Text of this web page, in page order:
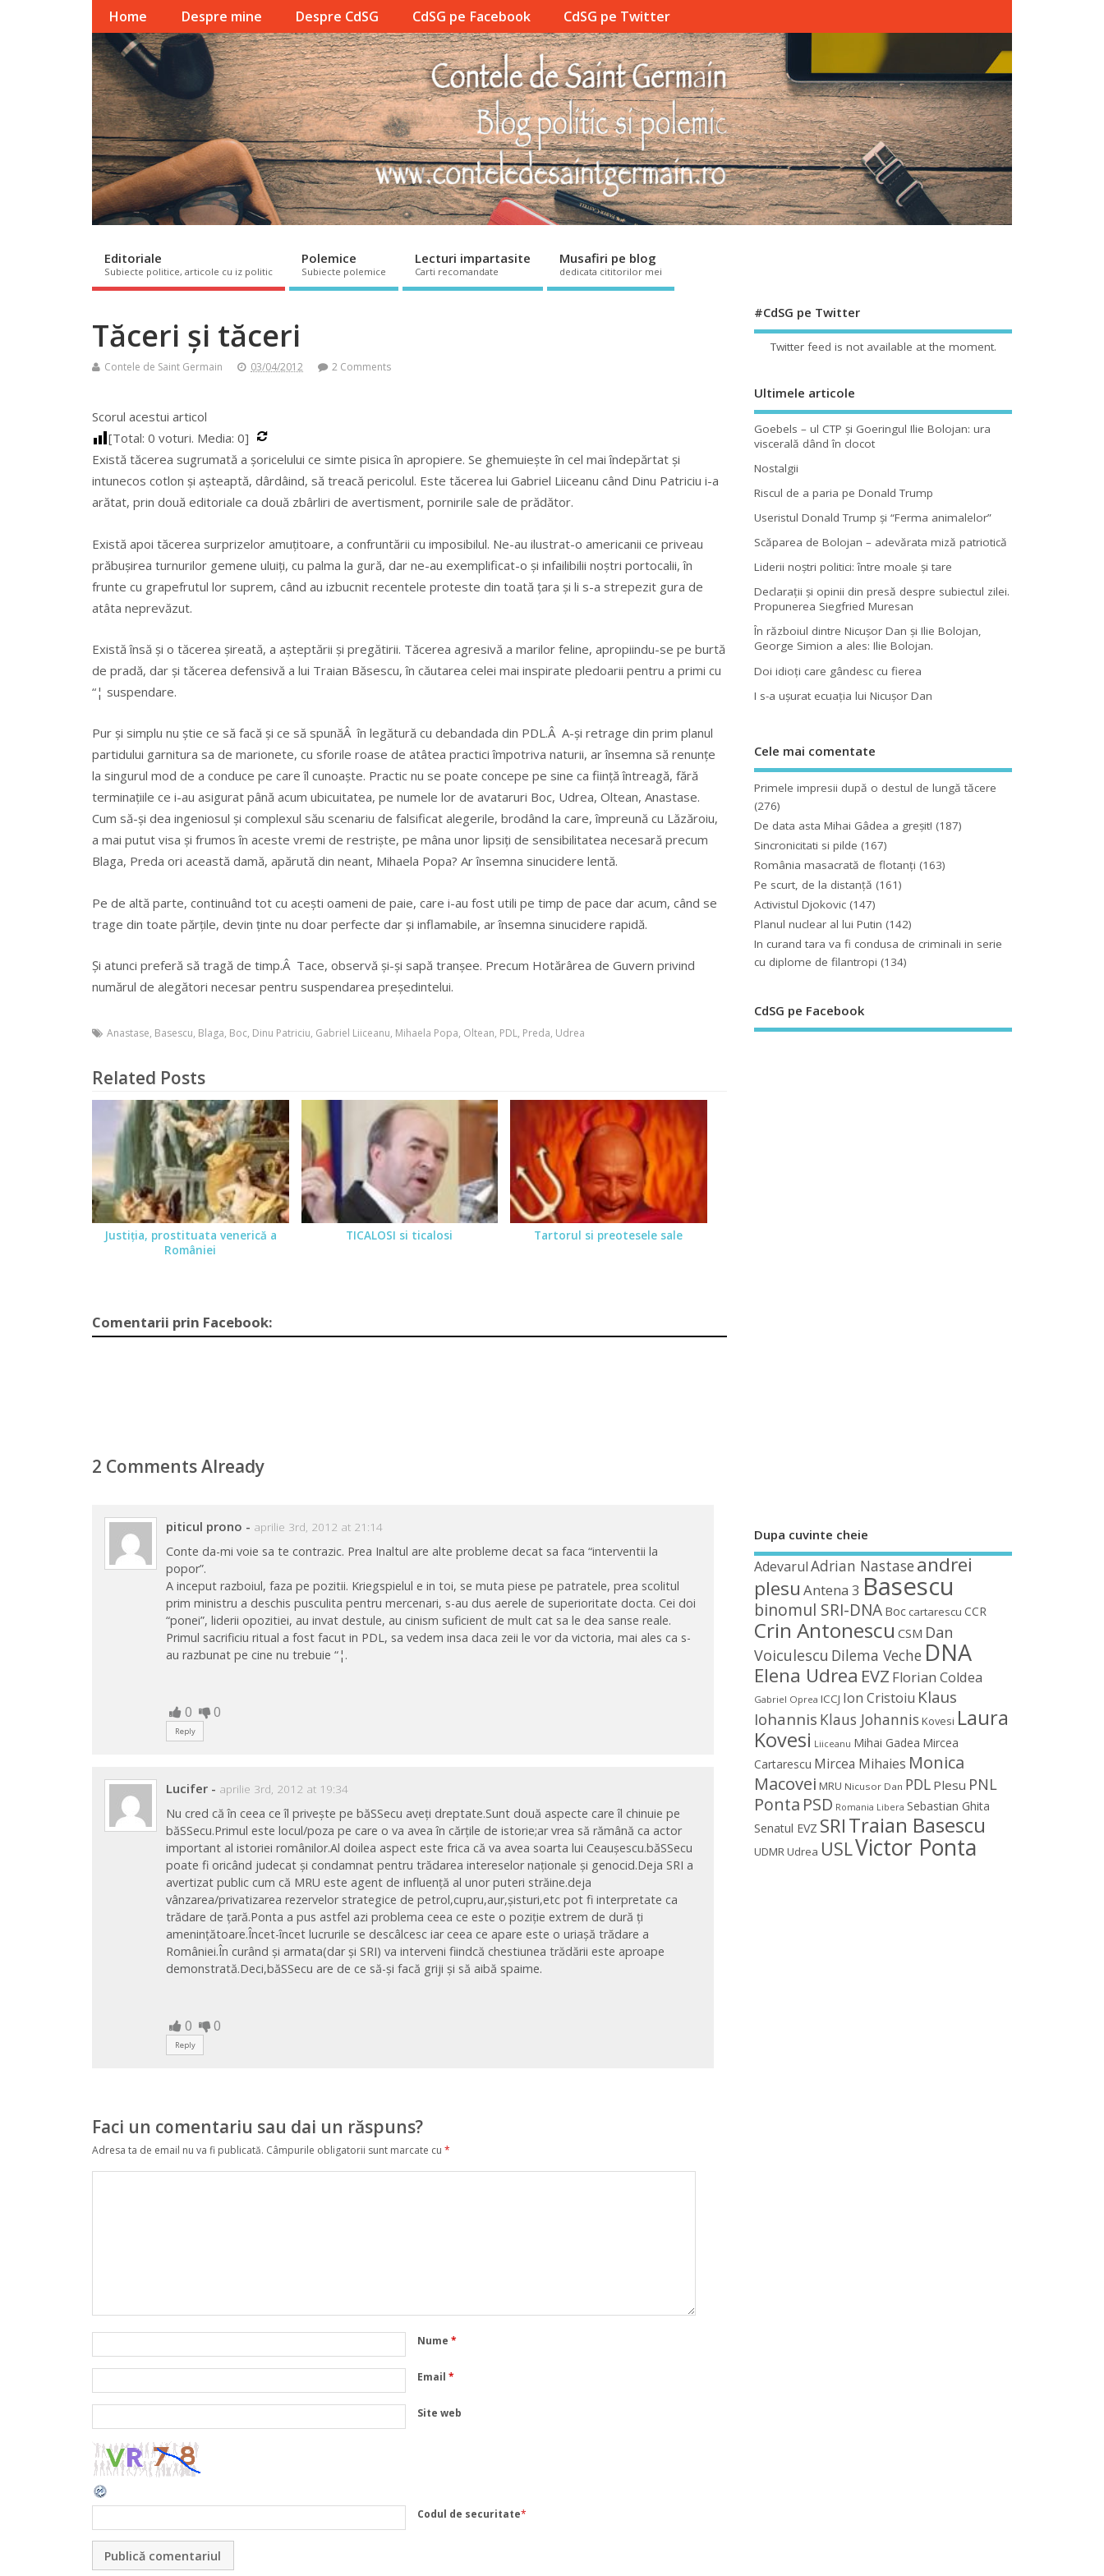
Home Despre mine Despre CdSG CdSG pe Facebook CdSG pe Twitter
Editoriale
Subiecte politice, articole cu iz politic
Polemice
Subiecte polemice
Lecturi impartasite
Carti recomandate
Musafiri pe blog
dedicata cititorilor mei
Tăceri și tăceri
Contele de Saint Germain 03/04/2012 2 Comments
Scorul acestui articol
[Total: 0 voturi. Media: 0]
Există tăcerea sugrumată a șoricelului ce simte pisica în apropiere. Se ghemuiește în cel mai îndepărtat și
intunecos cotlon și așteaptă, dârdâind, să treacă pericolul. Este tăcerea lui Gabriel Liiceanu când Dinu Patriciu i-a
arătat, prin două editoriale ca două zbârliri de avertisment, pornirile sale de prădător.
Există apoi tăcerea surprizelor amuțitoare, a confruntării cu imposibilul. Ne-au ilustrat-o americanii ce priveau
prăbușirea turnurilor gemene uluiți, cu palma la gură, dar ne-au exemplificat-o și infailibilii noștri portocalii, în
frunte cu grapefrutul lor suprem, când au izbucnit recentele proteste din toată țara și li s-a strepezit gura de
atâta neprevăzut.
Există însă și o tăcerea șireată, a așteptării și pregătirii. Tăcerea agresivă a marilor feline, apropiindu-se pe burtă
de pradă, dar și tăcerea defensivă a lui Traian Băsescu, în căutarea celei mai inspirate pledoarii pentru a primi cu
“¦ suspendare.
Pur și simplu nu știe ce să facă și ce să spunăÂ în legătură cu debandada din PDL.Â A-și retrage din prim planul
partidului garnitura sa de marionete, cu sforile roase de atâtea practici împotriva naturii, ar însemna să renunțe
la singurul mod de a conduce pe care îl cunoaște. Practic nu se poate concepe pe sine ca ființă întreagă, fără
terminațiile ce i-au asigurat până acum ubicuitatea, pe numele lor de avataruri Boc, Udrea, Oltean, Anastase.
Cum să-și dea ingeniosul și complexul său scenariu de falsificat alegerile, brodând la care, împreună cu Lăzăroiu,
a mai putut visa și frumos în aceste vremi de restriște, pe mâna unor lipsiți de sensibilitatea necesară precum
Blaga, Preda ori această damă, apărută din neant, Mihaela Popa? Ar însemna sinucidere lentă.
Pe de altă parte, continuând tot cu acești oameni de paie, care i-au fost utili pe timp de pace dar acum, când se
trage din toate părțile, devin ținte nu doar perfecte dar și inflamabile, ar însemna sinucidere rapidă.
Și atunci preferă să tragă de timp.Â Tace, observă și-și sapă tranșee. Precum Hotărârea de Guvern privind
numărul de alegători necesar pentru suspendarea președintelui.
Anastase, Basescu, Blaga, Boc, Dinu Patriciu, Gabriel Liiceanu, Mihaela Popa, Oltean, PDL, Preda, Udrea
Related Posts
Justiţia, prostituata venerică a
României
TICALOSI si ticalosi Tartorul si preotesele sale
Comentarii prin Facebook:
2 Comments Already
piticul prono - aprilie 3rd, 2012 at 21:14
Conte da-mi voie sa te contrazic. Prea Inaltul are alte probleme decat sa faca “interventii la
popor”.
A inceput razboiul, faza pe pozitii. Kriegspielul e in toi, se muta piese pe patratele, prea scolitul
prim ministru a deschis pusculita pentru mercenari, s-au dus aerele de superioritate docta. Cei doi
“ponei”, liderii opozitiei, au invat destule, au cinism suficient de mult cat sa le dea sanse reale.
Primul sacrificiu ritual a fost facut in PDL, sa vedem insa daca zeii le vor da victoria, mai ales ca s-
au razbunat pe cine nu trebuie “¦.
0 0
Reply
Lucifer - aprilie 3rd, 2012 at 19:34
Nu cred că în ceea ce îl privește pe băSSecu aveți dreptate.Sunt două aspecte care îl chinuie pe
băSSecu.Primul este locul/poza pe care o va avea în cărțile de istorie;ar vrea să rămână ca actor
important al istoriei românilor.Al doilea aspect este frica că va avea soarta lui Ceaușescu.băSSecu
poate fi oricând judecat și condamnat pentru trădarea intereselor naționale și genocid.Deja SRI a
avertizat public cum că MRU este agent de influență al unor puteri străine.deja
vânzarea/privatizarea rezervelor strategice de petrol,cupru,aur,șisturi,etc pot fi interpretate ca
trădare de țară.Ponta a pus astfel azi problema ceea ce este o poziție extrem de dură ți
amenințătoare.Încet-încet lucrurile se descâlcesc iar ceea ce apare este o uriașă trădare a
României.În curând și armata(dar și SRI) va interveni fiindcă chestiunea trădării este aproape
demonstrată.Deci,băSSecu are de ce să-și facă griji și să aibă spaime.
0 0
Reply
Faci un comentariu sau dai un răspuns?
Adresa ta de email nu va fi publicată. Câmpurile obligatorii sunt marcate cu *
Nume *
Email *
Site web
Codul de securitate*
#CdSG pe Twitter
Twitter feed is not available at the moment.
Ultimele articole
Goebels – ul CTP şi Goeringul Ilie Bolojan: ura
viscerală dând în clocot
Nostalgii
Riscul de a paria pe Donald Trump
Useristul Donald Trump şi “Ferma animalelor”
Scăparea de Bolojan – adevărata miză patriotică
Liderii noştri politici: între moale şi tare
Declaraţii şi opinii din presă despre subiectul zilei.
Propunerea Siegfried Muresan
În războiul dintre Nicuşor Dan şi Ilie Bolojan,
George Simion a ales: Ilie Bolojan.
Doi idioţi care gândesc cu fierea
I s-a uşurat ecuaţia lui Nicuşor Dan
Cele mai comentate
Primele impresii după o destul de lungă tăcere
(276)
De data asta Mihai Gâdea a greşit! (187)
Sincronicitati si pilde (167)
România masacrată de flotanţi (163)
Pe scurt, de la distanță (161)
Activistul Djokovic (147)
Planul nuclear al lui Putin (142)
In curand tara va fi condusa de criminali in serie
cu diplome de filantropi (134)
CdSG pe Facebook
Dupa cuvinte cheie
Adevarul Adrian Nastaseandrei
plesu Antena 3 Basescu
binomul SRI-DNA Boc cartarescu CCR
Crin Antonescu CSM Dan
Voiculescu Dilema Veche DNA
Elena Udrea EVZ Florian Coldea
Gabriel Oprea ICCJ Ion Cristoiu Klaus
Iohannis Klaus Johannis Kovesi Laura
Kovesi Liiceanu Mihai Gadea Mircea
Cartarescu Mircea Mihaies Monica
Macovei MRU Nicusor Dan PDL Plesu PNL
Ponta PSD Romania Libera Sebastian Ghita
Senatul EVZ SRITraian Basescu
UDMRUdrea USLVictor Ponta